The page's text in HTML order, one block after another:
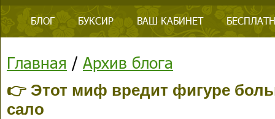
БЛОГ БУКСИР ВАШ КАБИНЕТ
Главная / Архив блога
👉 Этот миф вредит фигуре
сало